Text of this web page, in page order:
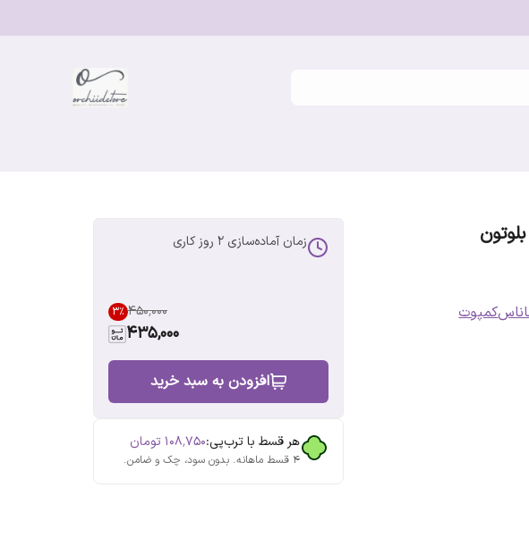
کمپوت
زمان آماده‌سازی 2 روز کاری
۴۵۰٬۰۰۰ 3%
435,000
افزودن به سبد خرید
هر قسط با ترب‌پی:۱۰۸٬۷۵۰تومان
۴ قسط ماهانه. بدون سود، چک و ضامن.